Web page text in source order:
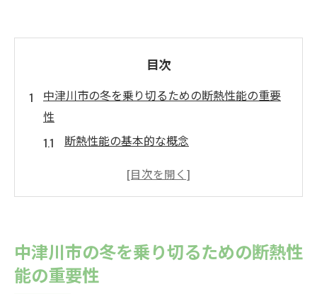
目次
中津川市の冬を乗り切るための断熱性能の重要
性
断熱性能の基本的な概念
中津川市の気候と断熱性能の関連性
断熱性能向上のための施工の重要性
断熱性能を高めて中津川市の寒さを快適にする
中津川市の冬を乗り切るための断熱性
能の重要性